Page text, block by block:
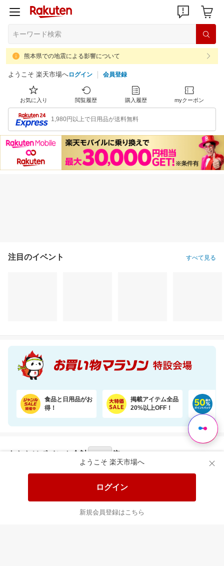
熊本県での地震による影響について
ようこそ 楽天市場へログイン 会員登録
お気に入り 閲覧履歴 購入履歴 myクーポン
1,980円以上で日用品が送料無料
ようこそ 楽天市場へ
ログイン
新規会員登録はこちら
注目のイベント すべて見る
食品と日用品がお
得！
掲載アイテム全品
20%以上OFF！
あなたはポイント 合計 倍